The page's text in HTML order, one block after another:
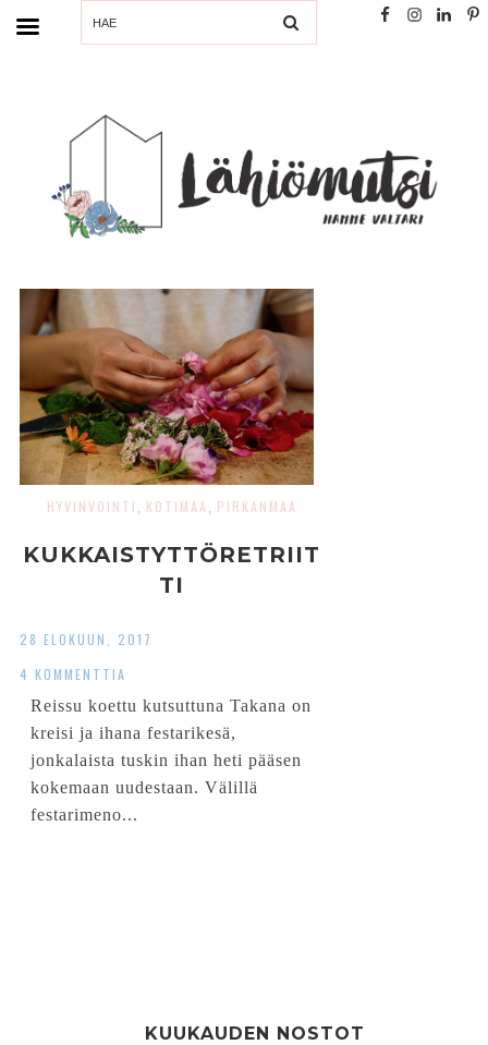
SEARCH
HYVINVOINTI KOTIMAA PIRKANMAA
KUKKAISTYTTÖRETRIIT
TI
28 ELOKUUN, 2017
4 KOMMENTTIA
Reissu koettu kutsuttuna Takana on
kreisi ja ihana festarikesä,
jonkalaista tuskin ihan heti pääsen
kokemaan uudestaan. Välillä
festarimeno...
KUUKAUDEN NOSTOT